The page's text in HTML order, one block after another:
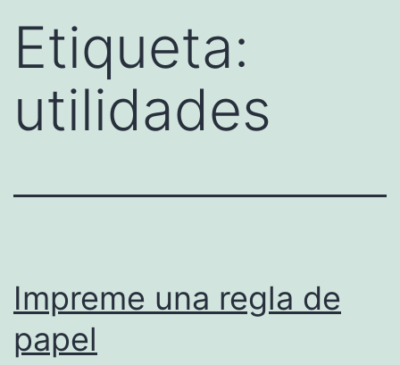
Etiqueta:
utilidades
Impreme una regla de
papel